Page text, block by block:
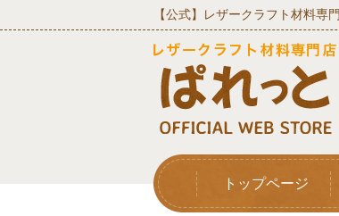
【公式】レザークラフト材料専
トップページ